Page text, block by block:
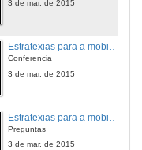
3 de mar. de 2015
Estratexias para a mobilidade laboral na Eurorrexión G-NP: O Servizo de Emprego Transfronteirizo EURES
Conferencia
3 de mar. de 2015
Preguntas
3 de mar. de 2015